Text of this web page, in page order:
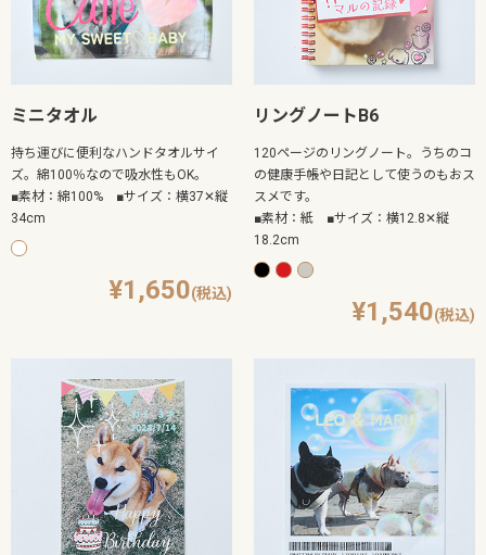
ミニタオル
持ち運びに便利なハンドタオルサイ
ズ。綿100％なので吸水性もOK。
■素材：綿100% ■サイズ：横37✕縦
34cm
1,650
リングノートB6
120ページのリングノート。うちのコ
の健康手帳や日記として使うのもおス
スメです。
■素材：紙 ■サイズ：横12.8✕縦
18.2cm
1,540